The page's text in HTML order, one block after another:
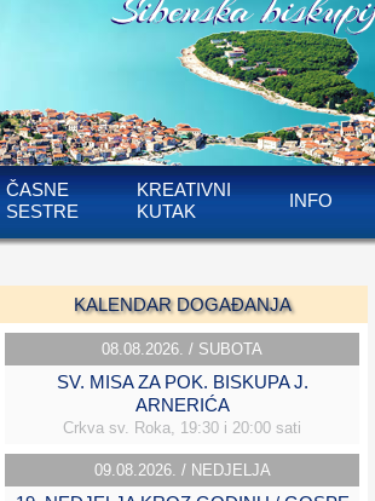
ČASNE
SESTRE
KREATIVNI
KUTAK
INFO
KALENDAR DOGAĐANJA
08.08.2026. / SUBOTA
SV. MISA ZA POK. BISKUPA J.
ARNERIĆA
Crkva sv. Roka, 19:30 i 20:00 sati
09.08.2026. / NEDJELJA